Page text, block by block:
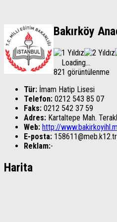
Bakırköy
Loading...
821 görüntülenme
Tür: İmam Hatip Lisesi
Telefon: 0212 543 85 07
Faks: 0212 542 37 59
Adres: Kartaltepe Mah.
Web: http://
E-posta: 158611@meb.k12.tr
Reklam:-
Harita